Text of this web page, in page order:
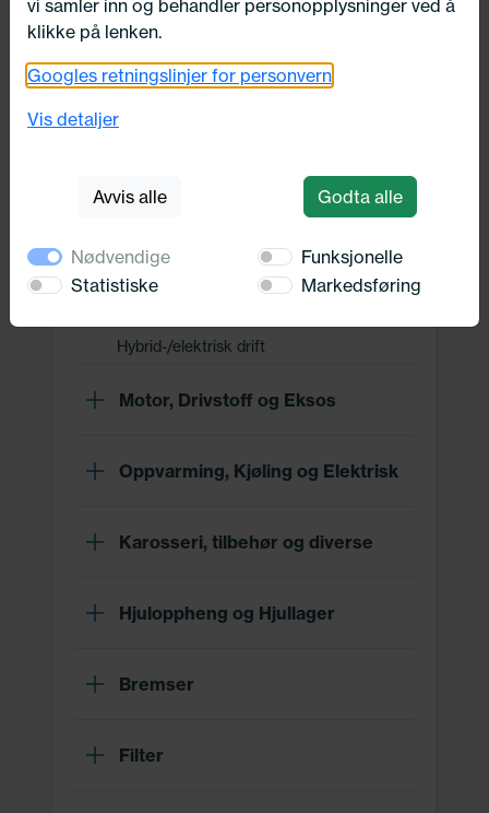
Clutch
Fjæring / demping
Drivverk
Hybrid-/elektrisk drift
Motor, Drivstoff og Eksos
Oppvarming, Kjøling og Elektrisk
Karosseri, tilbehør og diverse
Hjuloppheng og Hjullager
Bremser
Filter
vi samler inn og behandler personopplysninger ved å
klikke på lenken.
Googles retningslinjer for personvern
Vis detaljer
Avvis alle Godta alle
Nødvendige
Funksjonelle
Statistiske
Markedsføring